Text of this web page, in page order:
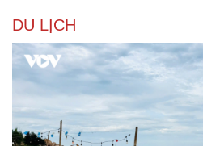
DU LỊCH